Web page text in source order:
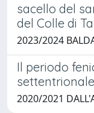
sacello del
del Colle di
2023/2024
Il periodo
2020/2021